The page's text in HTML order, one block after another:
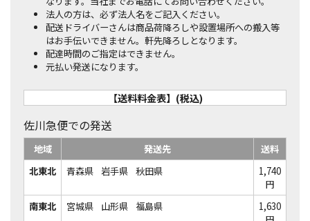
法人の方は、必ず法人名をご記入ください。
配送ドライバーさんは商品荷降ろしや設置場所への搬入等
はお手伝いできません。軒先降ろしとなります。
配達時間のご指定はできません。
元払い発送になります。
【送料料金表】(税込)
佐川急便での発送
地域 発送先
送料
北東北
青森県 岩手県 秋田県
1,740
円
南東北
宮城県 山形県 福島県
1,630